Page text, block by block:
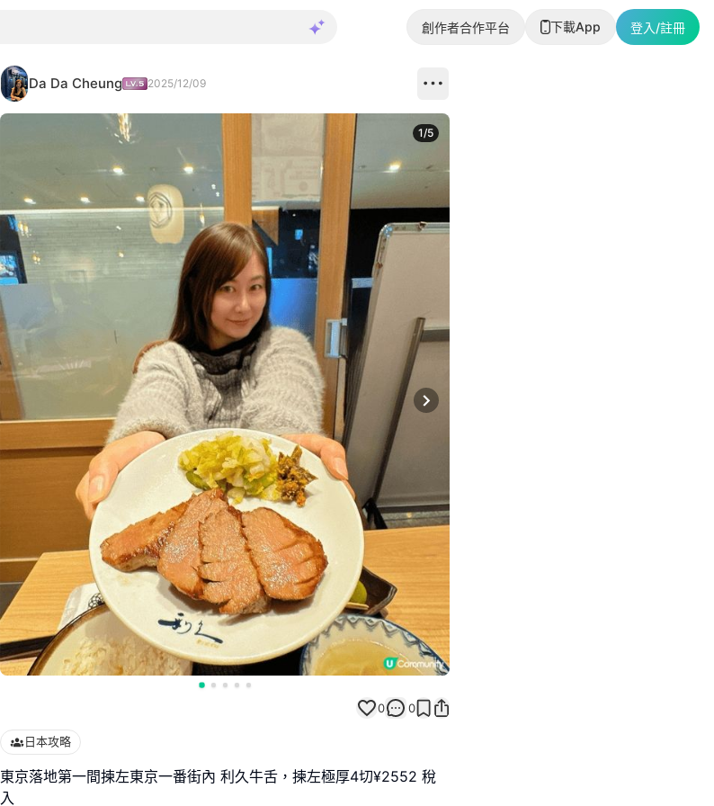
創作者合作平台 下載App 登入/註冊
Da Da Cheung 2025/12/09
Next slide
1/5
0 0
日本攻略
東京落地第一間揀左東京一番街內 利久牛舌，揀左極厚4切¥2552 稅
入